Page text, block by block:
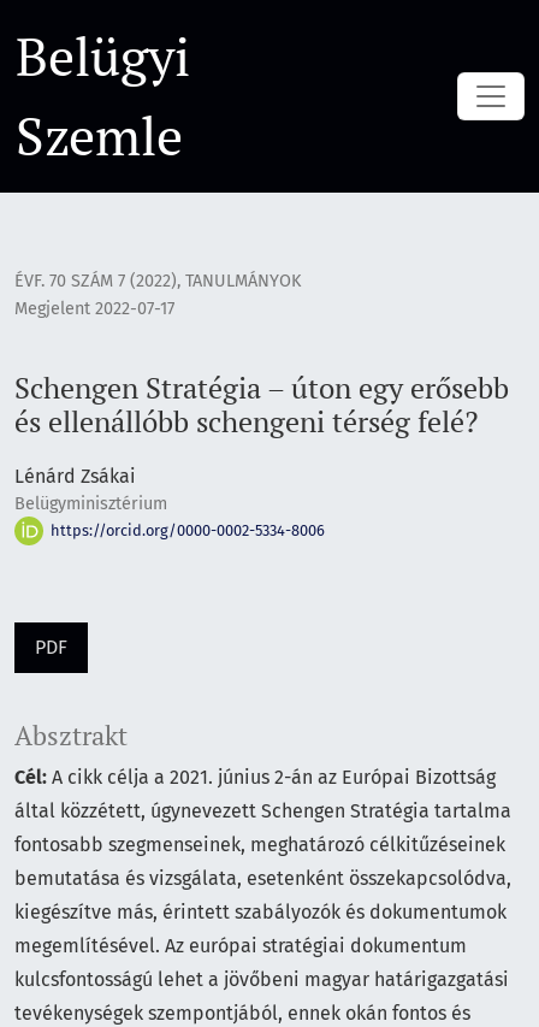
Belügyi
Szemle
ÉVF. 70 SZÁM 7 (2022), TANULMÁNYOK
Schengen Stratégia – úton egy erősebb
és ellenállóbb schengeni térség felé?
Megjelent 2022-07-17
Lénárd Zsákai
Belügyminisztérium
https://orcid.org/0000-0002-5334-8006
PDF
Absztrakt
Cél: A cikk célja a 2021. június 2-án az Európai Bizottság
által közzétett, úgynevezett Schengen Stratégia tartalma
fontosabb szegmenseinek, meghatározó célkitűzéseinek
bemutatása és vizsgálata, esetenként összekapcsolódva,
kiegészítve más, érintett szabályozók és dokumentumok
megemlítésével. Az európai stratégiai dokumentum
kulcsfontosságú lehet a jövőbeni magyar határigazgatási
tevékenységek szempontjából, ennek okán fontos és